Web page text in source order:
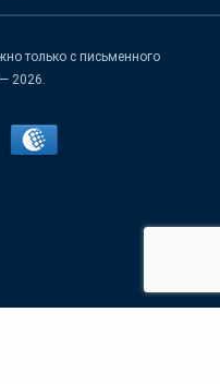
только с письменного
2026.